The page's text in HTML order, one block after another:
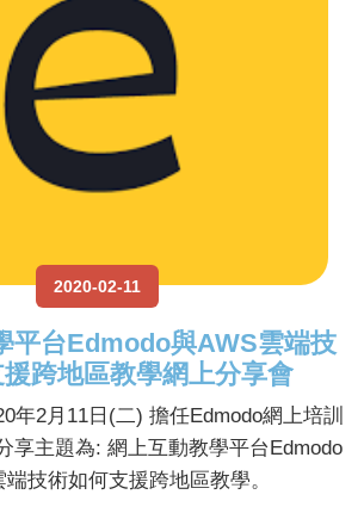
2020-02-11
平台Edmodo與AWS雲端技
跨地區教學網上分享會
年2月11日(二) 擔任Edmodo網上培訓
享主題為: 網上互動教學平台Edmodo
端技術如何支援跨地區教學。